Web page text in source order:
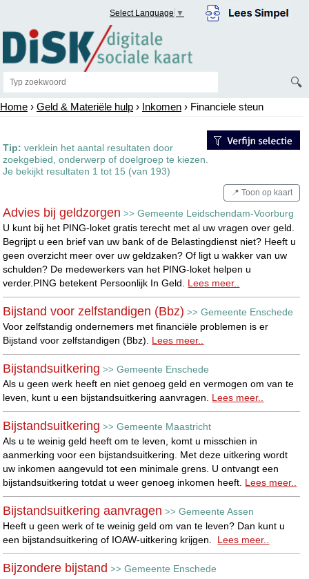
Select Language ▼
🔍
Home › Geld & Materiële hulp › Inkomen › Financiele steun
Tip: verklein het aantal resultaten door
zoekgebied, onderwerp of doelgroep te kiezen.
Je bekijkt resultaten 1 tot 15 (van 193)
📍 Toon op kaart
Advies bij geldzorgen >>Gemeente Leidschendam-Voorburg
U kunt bij het PING-loket gratis terecht met al uw vragen over geld.
Begrijpt u een brief van uw bank of de Belastingdienst niet? Heeft u
geen overzicht meer over uw geldzaken? Of ligt u wakker van uw
schulden? De medewerkers van het PING-loket helpen u
verder.PING betekent Persoonlijk In Geld. Lees meer..
Bijstand voor zelfstandigen (Bbz) >>Gemeente Enschede
Voor zelfstandig ondernemers met financiële problemen is er
Bijstand voor zelfstandigen (Bbz). Lees meer..
Bijstandsuitkering >>Gemeente Enschede
Als u geen werk heeft en niet genoeg geld en vermogen om van te
leven, kunt u een bijstandsuitkering aanvragen. Lees meer..
Bijstandsuitkering >>Gemeente Maastricht
Als u te weinig geld heeft om te leven, komt u misschien in
aanmerking voor een bijstandsuitkering. Met deze uitkering wordt
uw inkomen aangevuld tot een minimale grens. U ontvangt een
bijstandsuitkering totdat u weer genoeg inkomen heeft. Lees meer..
Bijstandsuitkering aanvragen >>Gemeente Assen
Heeft u geen werk of te weinig geld om van te leven? Dan kunt u
een bijstandsuitkering of IOAW-uitkering krijgen. Lees meer..
Bijzondere bijstand >>Gemeente Enschede